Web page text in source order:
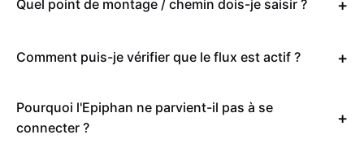
Quel point de montage / chemin dois-je saisir ?
Comment puis-je vérifier que le flux est actif ?
Pourquoi l'Epiphan ne parvient-il pas à se
connecter ?